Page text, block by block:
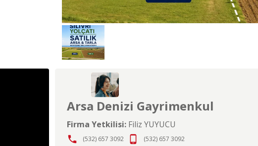
Arsa Denizi Gayrimenkul
Firma Yetkilisi: Filiz YUYUCU
phone
(532) 657 3092 phone_android (532) 657 3092